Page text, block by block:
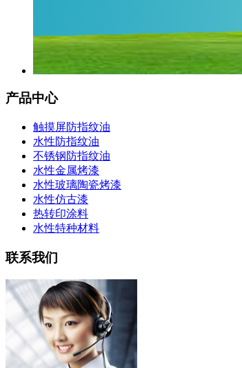
产品中心
触摸屏防指纹油
水性防指纹油
不锈钢防指纹油
水性金属烤漆
水性玻璃陶瓷烤漆
水性仿古漆
热转印涂料
水性特种材料
联系我们